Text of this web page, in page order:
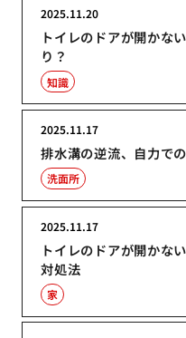
トイレのドアが開かな
り？
2025.11.20
知識
排水溝の逆流、自力で
2025.11.17
洗面所
トイレのドアが開かな
対処法
2025.11.17
家